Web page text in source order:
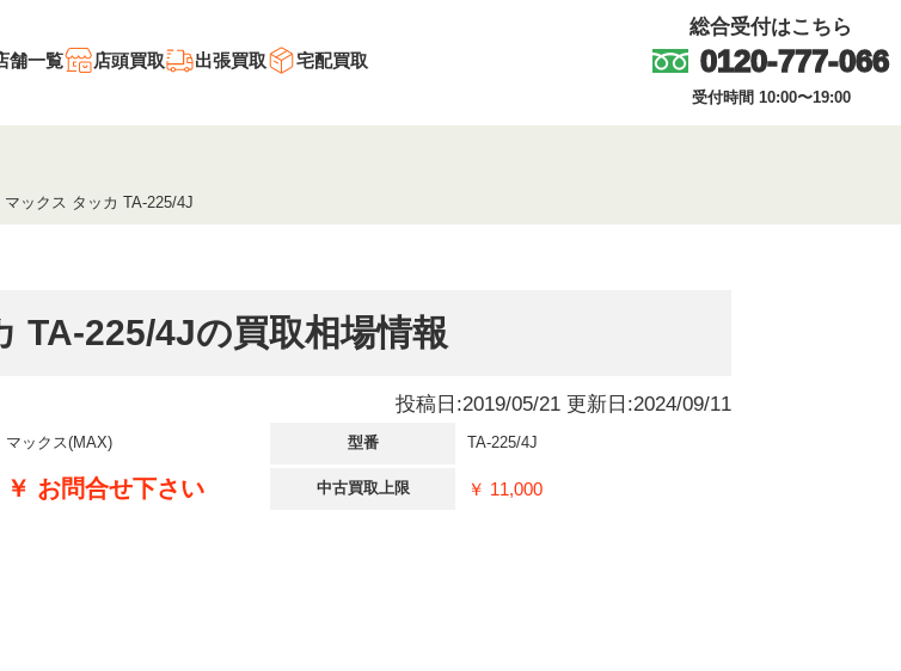
舗一覧 店頭買取 出張買取 宅配買取
総合受付はこちら
0120-777-066
受付時間 10:00〜19:00
マックス タッカ TA-225/4J
TA-225/4Jの買取相場情報
投稿日:2019/05/21 更新日:2024/09/11
マックス(MAX) 型番 TA-225/4J
￥ お問合せ下さい 中古買取上限 ￥ 11,000